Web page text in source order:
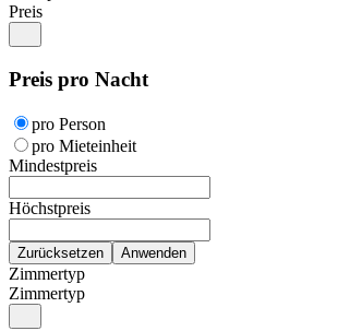
Preis
Preis pro Nacht
pro Person
pro Mieteinheit
Mindestpreis
Höchstpreis
Zimmertyp
Zimmertyp